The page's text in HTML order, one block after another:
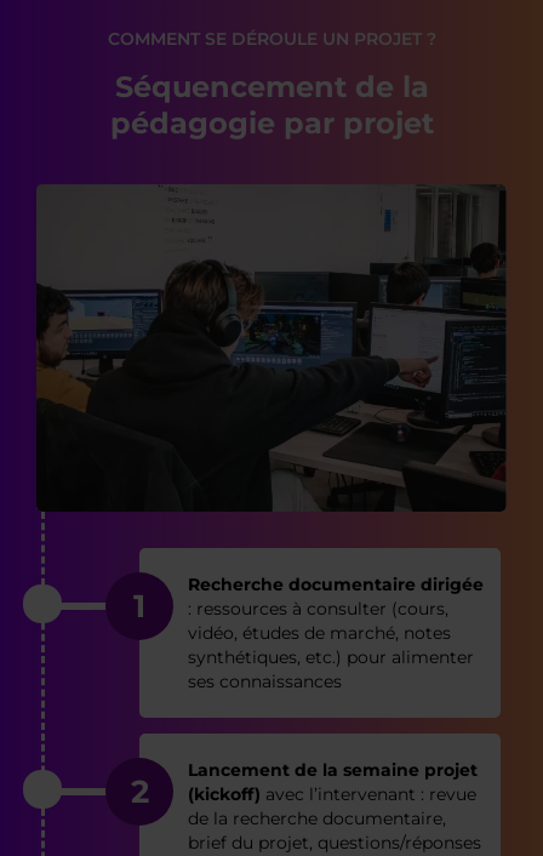
COMMENT SE DÉROULE UN PROJET ?
Séquencement de la
pédagogie par projet
1
Recherche documentaire dirigée
: ressources à consulter (cours,
vidéo, études de marché, notes
synthétiques, etc.) pour alimenter
ses connaissances
2
Lancement de la semaine projet
(kickoff) avec l’intervenant : revue
de la recherche documentaire,
brief du projet, questions/réponses